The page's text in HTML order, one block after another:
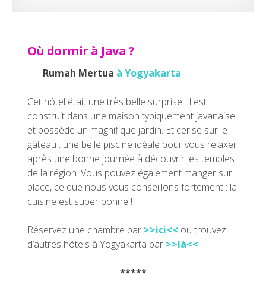
Où dormir à Java ?
Rumah Mertua à Yogyakarta
Cet hôtel était une très belle surprise. Il est
construit dans une maison typiquement javanaise
et possède un magnifique jardin. Et cerise sur le
gâteau : une belle piscine idéale pour vous relaxer
après une bonne journée à découvrir les temples
de la région. Vous pouvez également manger sur
place, ce que nous vous conseillons fortement : la
cuisine est super bonne !
Réservez une chambre par >>ici<< ou trouvez
d’autres hôtels à Yogyakarta par >>là<<
*****